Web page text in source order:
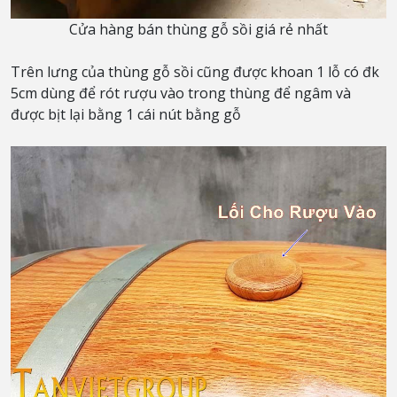
Cửa hàng bán thùng gỗ sồi giá rẻ nhất
Trên lưng của thùng gỗ sồi cũng được khoan 1 lỗ có đk
5cm dùng để rót rượu vào trong thùng để ngâm và
được bịt lại bằng 1 cái nút bằng gỗ